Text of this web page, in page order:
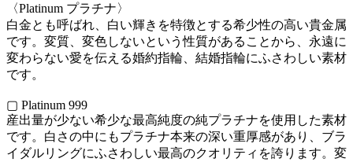
〈Platinum プラチナ〉
白金とも呼ばれ、白い輝きを特徴とする希少性の高い貴金属
です。変質、変色しないという性質があることから、永遠に
変わらない愛を伝える婚約指輪、結婚指輪にふさわしい素材
です。
▢ Platinum 999
産出量が少ない希少な最高純度の純プラチナを使用した素材
です。白さの中にもプラチナ本来の深い重厚感があり、ブラ
イダルリングにふさわしい最高のクオリティを誇ります。変